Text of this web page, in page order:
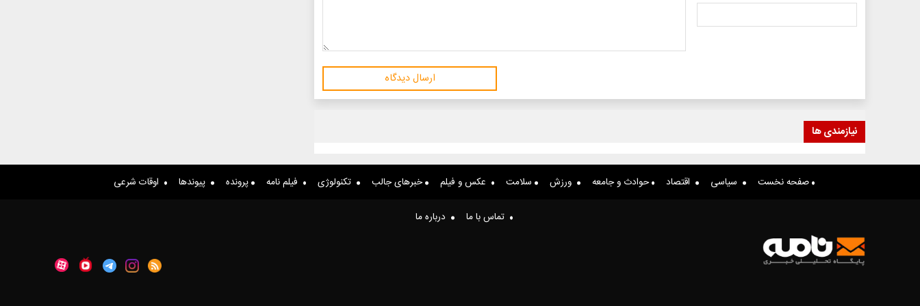
ارسال دیدگاه
نیازمندی ها
صفحه نخست سیاسی اقتصاد حوادث و جامعه ورزش سلامت عکس و فیلم خبرهای جالب تکنولوژی فیلم نامه پرونده پیوندها اوقات شرعی
تماس با ما درباره ما